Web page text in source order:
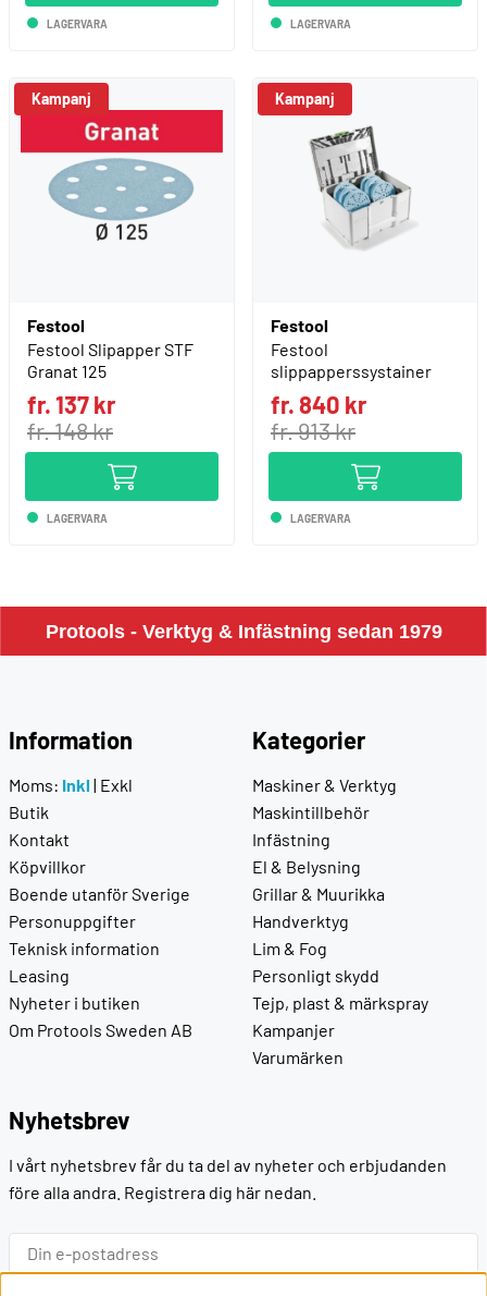
LAGERVARA LAGERVARA
Kampanj
Festool
Festool Slipapper STF
Granat 125
fr. 137 kr
fr. 148 kr
LAGERVARA
Kampanj
Festool
Festool
slippapperssystainer
fr. 840 kr
fr. 913 kr
LAGERVARA
Protools - Verktyg & Infästning sedan 1979
Information
Moms: Inkl | Exkl
Butik
Kontakt
Köpvillkor
Boende utanför Sverige
Personuppgifter
Teknisk information
Leasing
Nyheter i butiken
Om Protools Sweden AB
Kategorier
Maskiner & Verktyg
Maskintillbehör
Infästning
El & Belysning
Grillar & Muurikka
Handverktyg
Lim & Fog
Personligt skydd
Tejp, plast & märkspray
Kampanjer
Varumärken
Nyhetsbrev
I vårt nyhetsbrev får du ta del av nyheter och erbjudanden
före alla andra. Registrera dig här nedan.